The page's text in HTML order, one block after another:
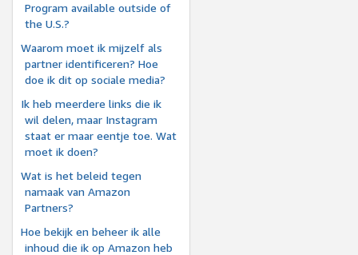
Program available outside of
the U.S.?
Waarom moet ik mijzelf als
partner identificeren? Hoe
doe ik dit op sociale media?
Ik heb meerdere links die ik
wil delen, maar Instagram
staat er maar eentje toe. Wat
moet ik doen?
Wat is het beleid tegen
namaak van Amazon
Partners?
Hoe bekijk en beheer ik alle
inhoud die ik op Amazon heb